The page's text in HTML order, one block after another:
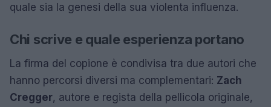
quale sia la genesi della sua violenta influenza.
Chi scrive e quale esperienza portano
La firma del copione è condivisa tra due autori che
hanno percorsi diversi ma complementari: Zach
Cregger, autore e regista della pellicola originale,